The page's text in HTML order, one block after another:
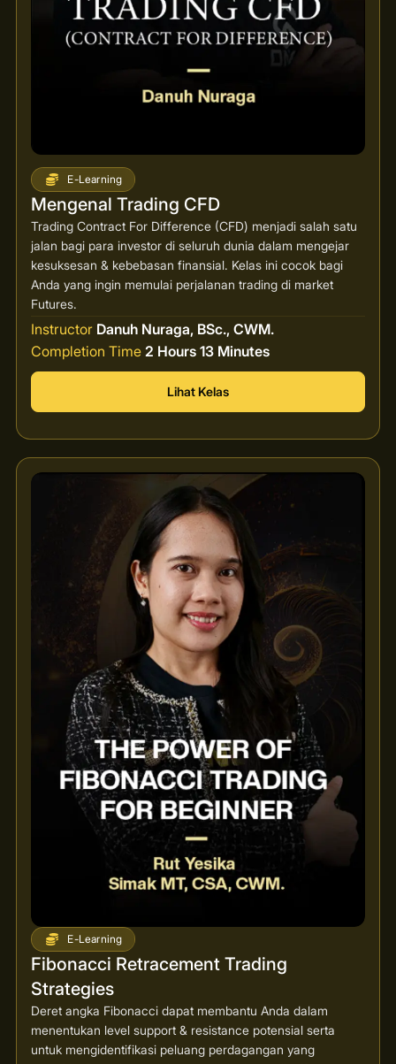
E-Learning
Mengenal Trading CFD
Trading Contract For Difference (CFD) menjadi salah satu
jalan bagi para investor di seluruh dunia dalam mengejar
kesuksesan & kebebasan finansial. Kelas ini cocok bagi
Anda yang ingin memulai perjalanan trading di market
Futures.
Instructor Danuh Nuraga, BSc., CWM.
Completion Time 2 Hours 13 Minutes
Lihat Kelas
E-Learning
Fibonacci Retracement Trading
Strategies
Deret angka Fibonacci dapat membantu Anda dalam
menentukan level support & resistance potensial serta
untuk mengidentifikasi peluang perdagangan yang